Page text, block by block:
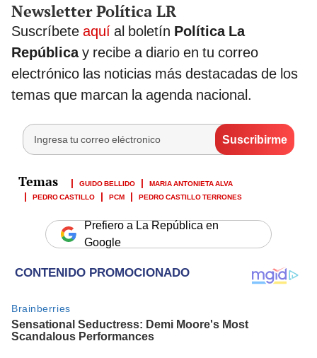
Newsletter Política LR
Suscríbete aquí al boletín Política La
Repúblicay recibe a diario en tu correo
electrónico las noticias más destacadas de los
temas que marcan la agenda nacional.
GUIDO BELLIDO
MARIA ANTONIETA ALVA
PEDRO CASTILLO
PCM PEDRO CASTILLO TERRONES
Prefiero a La República en
Google